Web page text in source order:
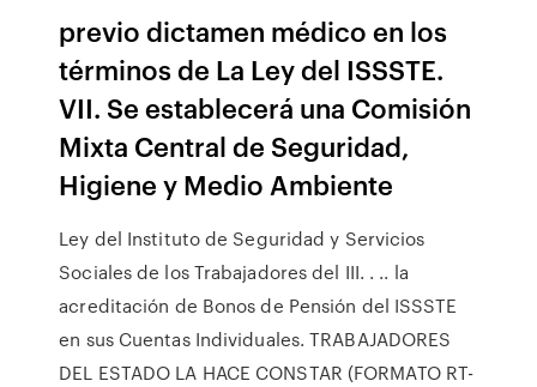
previo dictamen médico en los
términos de La Ley del ISSSTE.
VII. Se establecerá una Comisión
Mixta Central de Seguridad,
Higiene y Medio Ambiente
Ley del Instituto de Seguridad y Servicios
Sociales de los Trabajadores del III. . .. la
acreditación de Bonos de Pensión del ISSSTE
en sus Cuentas Individuales. TRABAJADORES
DEL ESTADO LA HACE CONSTAR (FORMATO RT-